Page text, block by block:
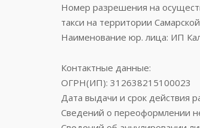
Номер разрешения на
такси на территории
Наименование юр. лица: ИП
Контактные данные:
ОГРН(ИП): 312638215100023
Дата выдачи и срок действия
Сведений о переоформлении